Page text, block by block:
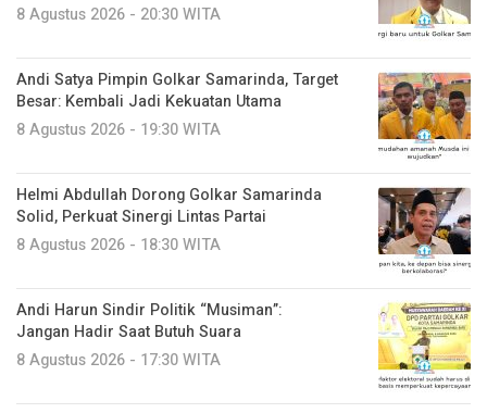
8 Agustus 2026 - 20:30 WITA
Andi Satya Pimpin Golkar Samarinda, Target
Besar: Kembali Jadi Kekuatan Utama
8 Agustus 2026 - 19:30 WITA
Helmi Abdullah Dorong Golkar Samarinda
Solid, Perkuat Sinergi Lintas Partai
8 Agustus 2026 - 18:30 WITA
Andi Harun Sindir Politik “Musiman”:
Jangan Hadir Saat Butuh Suara
8 Agustus 2026 - 17:30 WITA